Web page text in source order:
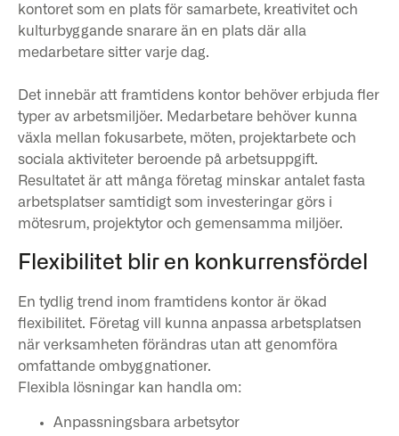
kontoret som en plats för samarbete, kreativitet och
kulturbyggande snarare än en plats där alla
medarbetare sitter varje dag.
Det innebär att framtidens kontor behöver erbjuda fler
typer av arbetsmiljöer. Medarbetare behöver kunna
växla mellan fokusarbete, möten, projektarbete och
sociala aktiviteter beroende på arbetsuppgift.
Resultatet är att många företag minskar antalet fasta
arbetsplatser samtidigt som investeringar görs i
mötesrum, projektytor och gemensamma miljöer.
Flexibilitet blir en konkurrensfördel
En tydlig trend inom framtidens kontor är ökad
flexibilitet. Företag vill kunna anpassa arbetsplatsen
när verksamheten förändras utan att genomföra
omfattande ombyggnationer.
Flexibla lösningar kan handla om:
Anpassningsbara arbetsytor